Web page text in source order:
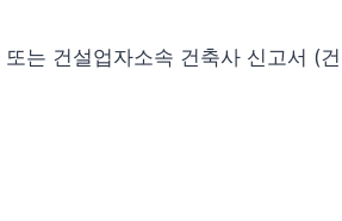
는 건설업자소속 건축사 신고서 (